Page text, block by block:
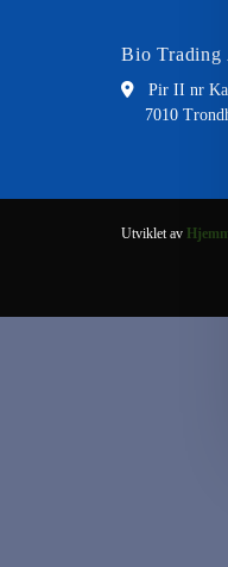
Bio Trading
 Pir II nr
7010
Utviklet av